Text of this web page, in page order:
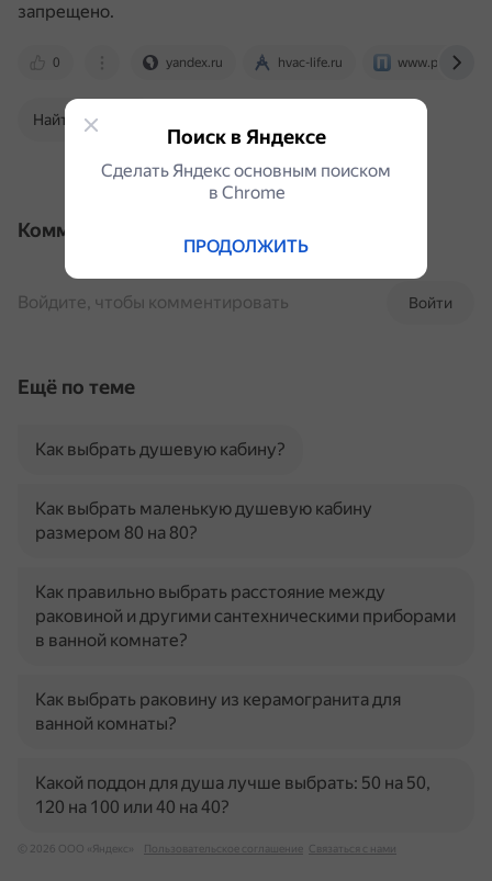
запрещено.
0 yandex.ru hvac-life.ru
Найти в Поиске
Комментарии
Войти
Войдите, чтобы комментировать
Ещё по теме
Как выбрать душевую кабину?
Как выбрать маленькую душевую кабину
размером 80 на 80?
Как правильно выбрать расстояние между
раковиной и другими сантехническими приборами
в ванной комнате?
Как выбрать раковину из керамогранита для
ванной комнаты?
Какой поддон для душа лучше выбрать: 50 на 50,
120 на 100 или 40 на 40?
© 2026 ООО «Яндекс» Пользовательское соглашение Связаться с нами
Поиск в Яндексе
Сделать Яндекс основным поиском
в Сhrome
ПРОДОЛЖИТЬ